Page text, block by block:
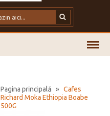
Pagina principală » Cafes
Richard Moka Ethiopia Boabe
500G